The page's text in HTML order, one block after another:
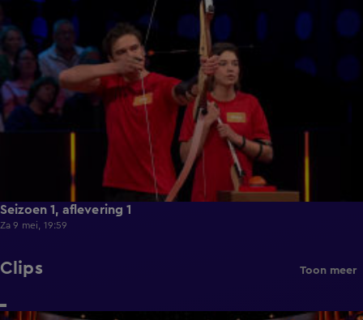
Seizoen 1, aflevering 1
Za 9 mei, 19:59
Clips Toon meer